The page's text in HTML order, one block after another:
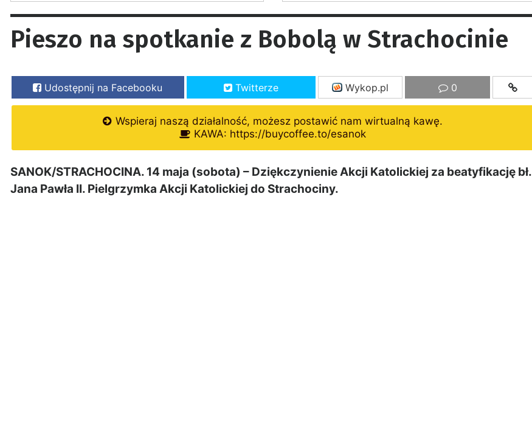
Pieszo na spotkanie z Bobolą w Strachocinie
Udostępnij na Facebooku Twitterze Wykop.pl 0
Wspieraj naszą działalność, możesz postawić nam wirtualną kawę.
KAWA: https://buycoffee.to/esanok
SANOK/STRACHOCINA. 14 maja (sobota) – Dziękczynienie Akcji Katolickiej za beatyfikację bł.
Jana Pawła II. Pielgrzymka Akcji Katolickiej do Strachociny.